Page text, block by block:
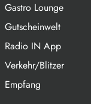
Gastro Lounge
Gutscheinwelt
Radio IN App
Verkehr/Blitzer
Empfang